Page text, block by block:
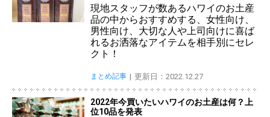
現地スタッフが数あるハワイのお土産
品の中からおすすめする、女性向け、
男性向け、大切な人や上司向けに喜ば
れるお洒落なアイテムを相手別にセレ
クト！
まとめ記事 更新日：2022.12.27
2022年今買いたいハワイのお土産は何？上
位10品を発表